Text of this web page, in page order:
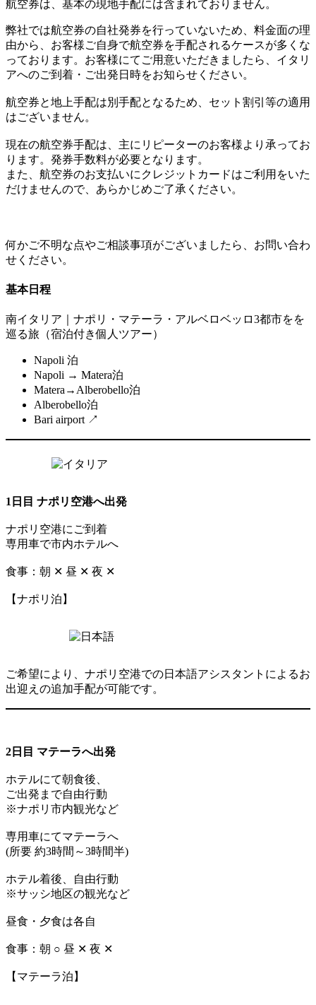
航空券は、基本の現地手配には含まれておりません。
弊社では航空券の自社発券を行っていないため、料金面の理
由から、お客様ご自身で航空券を手配されるケースが多くな
っております。お客様にてご用意いただきましたら、イタリ
アへのご到着・ご出発日時をお知らせください。
航空券と地上手配は別手配となるため、セット割引等の適用
はございません。
現在の航空券手配は、主にリピーターのお客様より承ってお
ります。発券手数料が必要となります。
また、航空券のお支払いにクレジットカードはご利用をいた
だけませんので、あらかじめご了承ください。
何かご不明な点やご相談事項がございましたら、お問い合わ
せください。
基本日程
南イタリア｜ナポリ・マテーラ・アルベロベッロ3都市をを
巡る旅（宿泊付き個人ツアー）
Napoli 泊
Napoli → Matera泊
Matera→Alberobello泊
Alberobello泊
Bari airport ↗
1日目 ナポリ空港へ出発
ナポリ空港にご到着
専用車で市内ホテルへ
食事：朝 ✕ 昼 ✕ 夜 ✕
【ナポリ泊】
ご希望により、ナポリ空港での日本語アシスタントによるお
出迎えの追加手配が可能です。
2日目 マテーラへ出発
ホテルにて朝食後、
ご出発まで自由行動
※ナポリ市内観光など
専用車にてマテーラへ
(所要 約3時間～3時間半)
ホテル着後、自由行動
※サッシ地区の観光など
昼食・夕食は各自
食事：朝 ○ 昼 ✕ 夜 ✕
【マテーラ泊】